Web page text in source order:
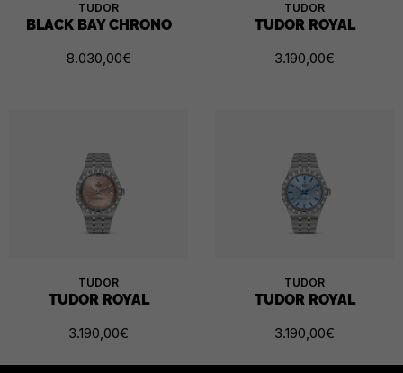
TUDOR
BLACK BAY CHRONO
8.030,00€
TUDOR
TUDOR ROYAL
3.190,00€
TUDOR
TUDOR ROYAL
3.190,00€
TUDOR
TUDOR ROYAL
3.190,00€